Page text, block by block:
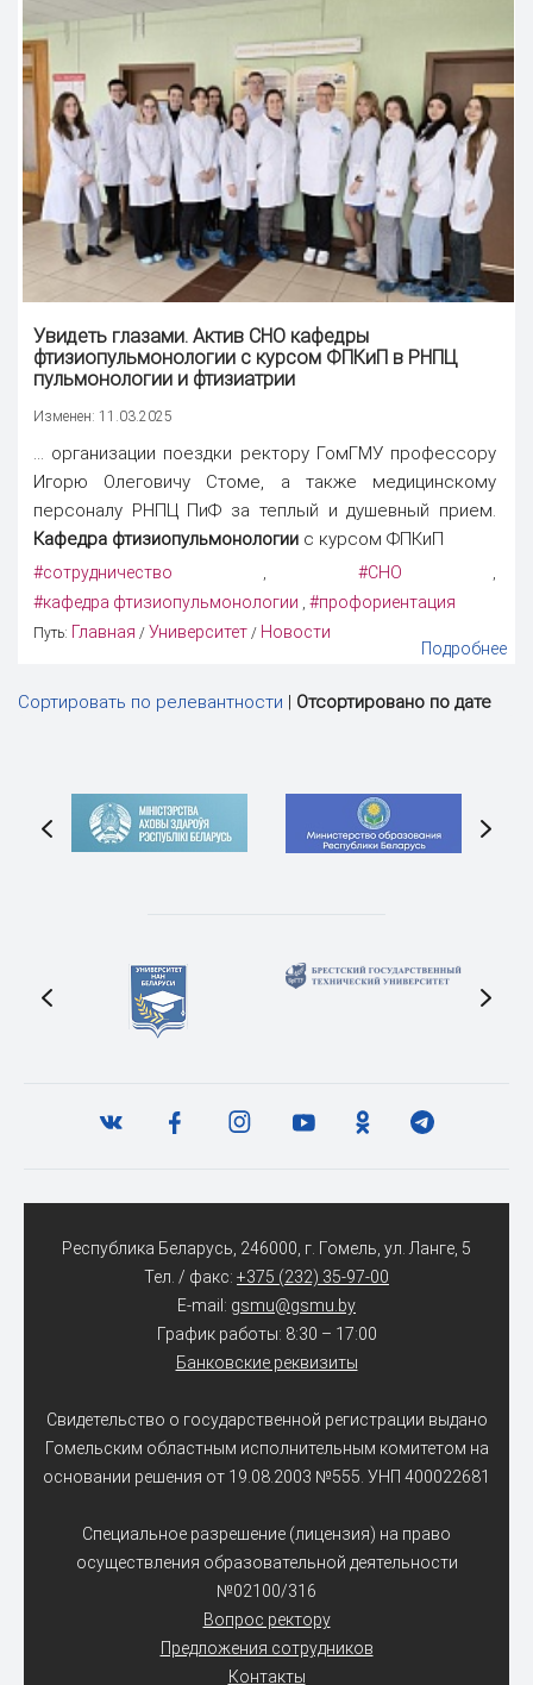
Увидеть глазами. Актив СНО кафедры
фтизиопульмонологии с курсом ФПКиП в РНПЦ
пульмонологии и фтизиатрии
Изменен: 11.03.2025
... организации поездки ректору ГомГМУ профессору
Игорю Олеговичу Стоме, а также медицинскому
персоналу РНПЦ ПиФ за теплый и душевный прием.
Кафедра фтизиопульмонологии с курсом ФПКиП
#сотрудничество #СНО
#кафедра фтизиопульмонологии #профориентация
Путь: Главная / Университет / Новости
Подробнее
Сортировать по релевантности | Отсортировано по дате
Республика Беларусь, 246000, г. Гомель, ул. Ланге, 5
Тел. / факс: +375 (232) 35-97-00
E-mail: gsmu@gsmu.by
График работы: 8:30 – 17:00
Банковские реквизиты
Свидетельство о государственной регистрации выдано
Гомельским областным исполнительным комитетом на
основании решения от 19.08.2003 №555. УНП 400022681
Специальное разрешение (лицензия) на право
осуществления образовательной деятельности
№02100/316
Вопрос ректору
Предложения сотрудников
Контакты